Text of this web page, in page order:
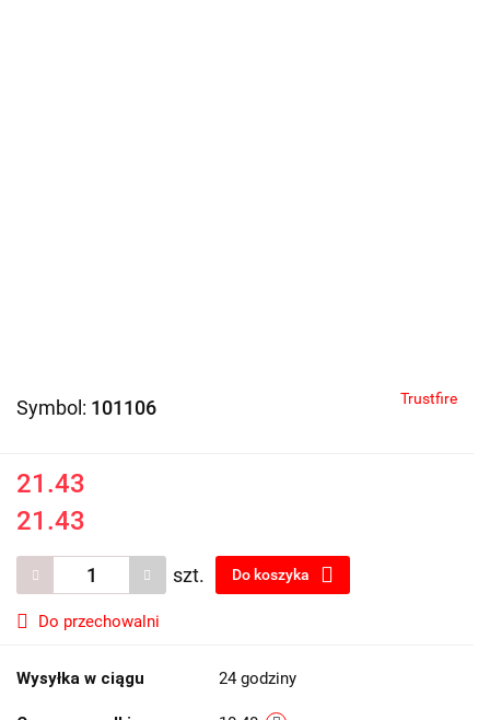
Symbol: 101106 Trustfire
21.43
21.43
szt. Do koszyka
Do przechowalni
Wysyłka w ciągu 24 godziny